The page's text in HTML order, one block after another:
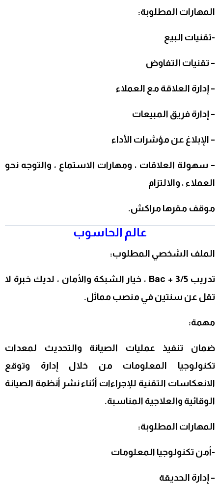
المهارات المطلوبة:
-تقنيات البيع
– تقنيات التفاوض
– إدارة العلاقة مع العملاء
– إدارة فريق المبيعات
– الإبلاغ عن مؤشرات الأداء
– سهولة العلاقات ، ومهارات الاستماع ، والتوجه نحو
العملاء ، والالتزام
موقف مقرها مراكش.
عالم الحاسوب
الملف الشخصي المطلوب:
تدريب Bac + 3/5 ، خيار الشبكة والأمان ، لديك خبرة لا
تقل عن سنتين في منصب مماثل.
مهمة:
ضمان تنفيذ عمليات الصيانة والتحديث لمعدات
تكنولوجيا المعلومات من خلال إدارة وتوقع
الانعكاسات التقنية للإجراءات أثناء نشر أنظمة الصيانة
الوقائية والعلاجية المناسبة.
المهارات المطلوبة:
-أمن تكنولوجيا المعلومات
– إدارة الحديقة